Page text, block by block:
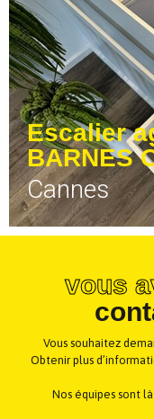
Escalier
BARNES
Cannes
vous
Vous souhaitez
Obtenir plus
Nos équipes sont